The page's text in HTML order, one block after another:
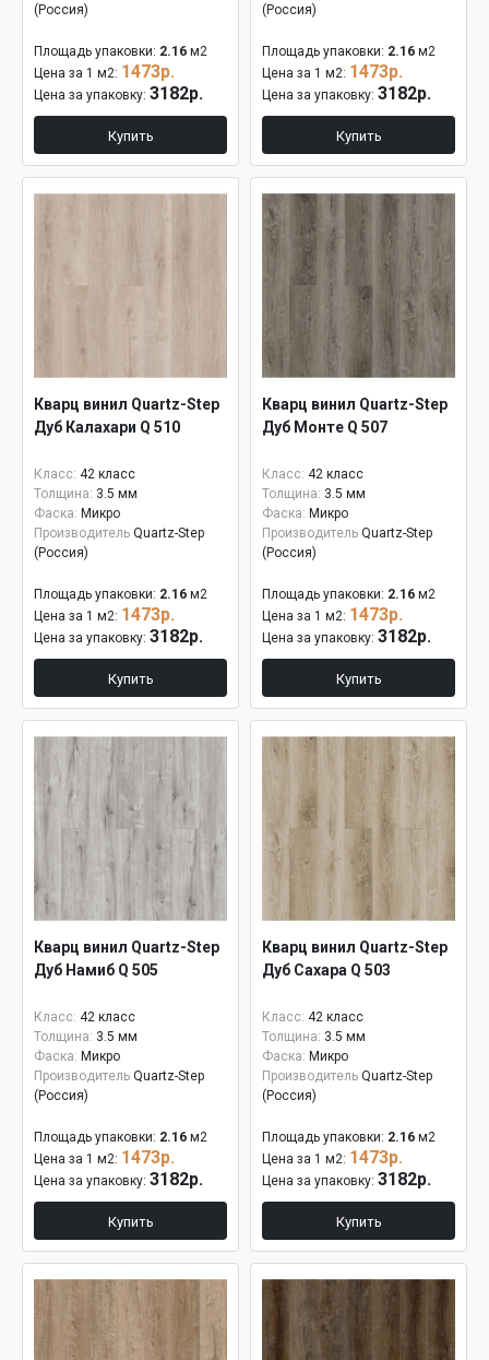
(Россия)
Площадь упаковки: 2.16 м2
Цена за 1 м2: 1473р.
Цена за упаковку: 3182р.
Купить
(Россия)
Площадь упаковки: 2.16 м2
Цена за 1 м2: 1473р.
Цена за упаковку: 3182р.
Купить
Кварц винил Quartz-Step
Дуб Калахари Q 510
Класс: 42 класс
Толщина: 3.5 мм
Фаска: Микро
Производитель Quartz-Step
(Россия)
Площадь упаковки: 2.16 м2
Цена за 1 м2: 1473р.
Цена за упаковку: 3182р.
Купить
Кварц винил Quartz-Step
Дуб Монте Q 507
Класс: 42 класс
Толщина: 3.5 мм
Фаска: Микро
Производитель Quartz-Step
(Россия)
Площадь упаковки: 2.16 м2
Цена за 1 м2: 1473р.
Цена за упаковку: 3182р.
Купить
Кварц винил Quartz-Step
Дуб Намиб Q 505
Класс: 42 класс
Толщина: 3.5 мм
Фаска: Микро
Производитель Quartz-Step
(Россия)
Площадь упаковки: 2.16 м2
Цена за 1 м2: 1473р.
Цена за упаковку: 3182р.
Купить
Кварц винил Quartz-Step
Дуб Сахара Q 503
Класс: 42 класс
Толщина: 3.5 мм
Фаска: Микро
Производитель Quartz-Step
(Россия)
Площадь упаковки: 2.16 м2
Цена за 1 м2: 1473р.
Цена за упаковку: 3182р.
Купить